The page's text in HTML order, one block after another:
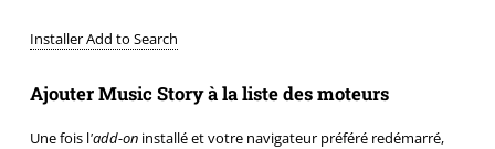
Installer Add to Search
Ajouter Music Story à la liste des moteurs
Une fois l'add-oninstallé et votre navigateur préféré redémarré,